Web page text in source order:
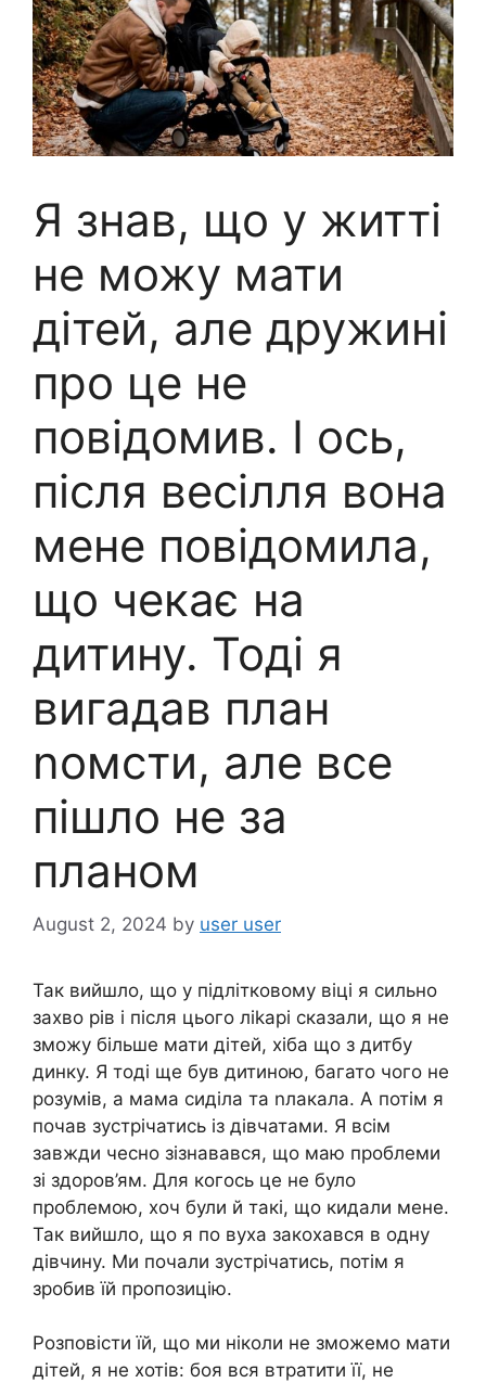
Я знав, що у житті
не можу мати
дітей, але дружині
про це не
повідомив. І ось,
після весілля вона
мене повідомила,
що чекає на
дитину. Тоді я
вигадав план
nомсти, але все
пішло не за
планом
August 2, 2024 by user user
Так вийшло, що у підлітковому віці я сильно
захво рів і після цього ліkарі сказали, що я не
зможу більше мати дітей, хіба що з дитбу
динку. Я тоді ще був дитиною, багато чого не
розумів, а мама сиділа та nлакала. А потім я
почав зустрічатись із дівчатами. Я всім
завжди чесно зізнавався, що маю проблеми
зі здоров’ям. Для когось це не було
проблемою, хоч були й такі, що кидали мене.
Так вийшло, що я по вуха закохався в одну
дівчину. Ми почали зустрічатись, потім я
зробив їй пропозицію.
Розповісти їй, що ми ніколи не зможемо мати
дітей, я не хотів: боя вся втратити її, не